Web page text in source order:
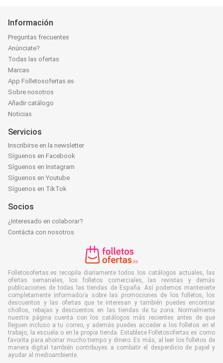
Información
Preguntas frecuentes
Anúnciate?
Todas las ofertas
Marcas
App Folletosofertas.es
Sobre nosotros
Añadir catálogo
Noticias
Servicios
Inscribirse en la newsletter
Síguenos en Facebook
Síguenos en Instagram
Síguenos en Youtube
Síguenos en TikTok
Socios
¿Interesado en colaborar?
Contácta con nosotros
Folletosofertas.es recopila diariamente todos los catálogos actuales, las
ofertas semanales, los folletos comerciales, las revistas y demás
publicaciones de todas las tiendas de España. Así podemos mantenerte
completamente informado/a sobre las promociones de los folletos, los
descuentos y las ofertas que te interesan y también puedes encontrar
chollos, rebajas y descuentos en las tiendas de tu zona. Normalmente
nuestra página cuenta con los catálogos más recientes antes de que
lleguen incluso a tu correo, y además puedes acceder a los folletos en el
trabajo, la escuela o en la propia tienda. Establece Folletosofertas.es como
favorita para ahorrar mucho tiempo y dinero. Es más, al leer los folletos de
manera digital también contribuyes a combatir el desperdicio de papel y
ayudar al medioambiente.